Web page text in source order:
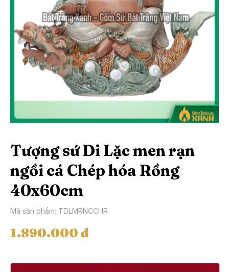
Tượng sứ Di Lặc men rạn
ngồi cá Chép hóa Rồng
40x60cm
Mã sản phẩm: TDLMRNCCHR
1.890.000 đ